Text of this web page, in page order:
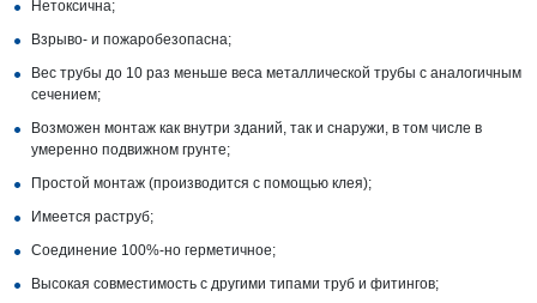
Нетоксична;
Взрыво- и пожаробезопасна;
Вес трубы до 10 раз меньше веса металлической трубы с аналогичным
сечением;
Возможен монтаж как внутри зданий, так и снаружи, в том числе в
умеренно подвижном грунте;
Простой монтаж (производится с помощью клея);
Имеется раструб;
Соединение 100%-но герметичное;
Высокая совместимость с другими типами труб и фитингов;